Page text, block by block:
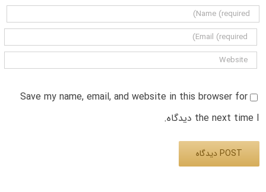
Save my name, email, and website in this browser for
the next time I دیدگاه.